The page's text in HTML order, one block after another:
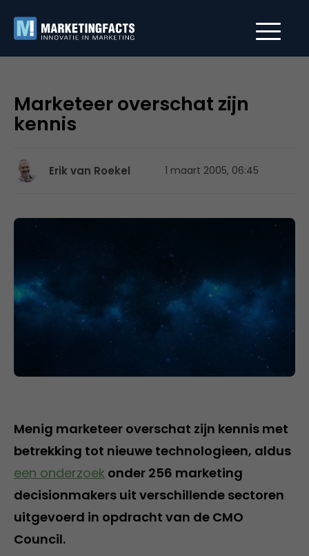
Marketeer overschat zijn
kennis
Erik van Roekel 1 maart 2005, 06:45
Menig marketeer overschat zijn kennis met
betrekking tot nieuwe technologieen, aldus
een onderzoek onder 256 marketing
decisionmakers uit verschillende sectoren
uitgevoerd in opdracht van de CMO
Council.